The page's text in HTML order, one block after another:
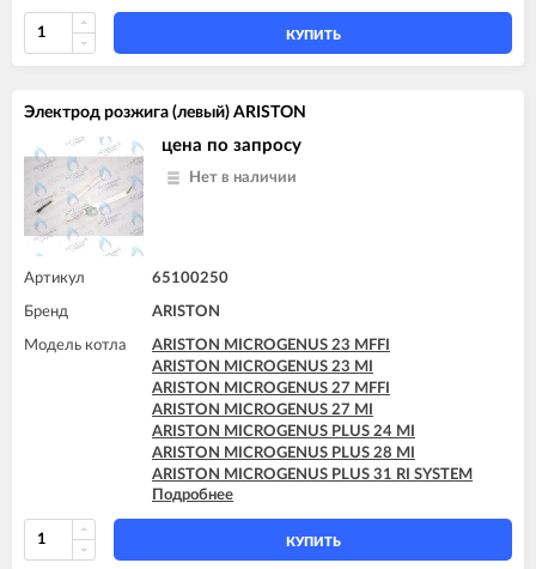
ARISTON MICROSYSTEM 21 RFFI
ARISTON MICROSYSTEM 28 RFFI
ARISTON T2 23 MI GPL
ARISTON TX 23 MI
ARISTON TX 27 MFFI
КУПИТЬ
Электрод розжига (левый) ARISTON
цена по запросу
Нет в наличии
Артикул 65100250
Бренд ARISTON
Модель котла
ARISTON MICROGENUS 23 MFFI
ARISTON MICROGENUS 23 MI
ARISTON MICROGENUS 27 MFFI
ARISTON MICROGENUS 27 MI
ARISTON MICROGENUS PLUS 24 MI
ARISTON MICROGENUS PLUS 28 MI
ARISTON MICROGENUS PLUS 31 RI SYSTEM
ARISTON MICROGENUS PLUS 31 RI SYSTEM
ARISTON MICROSYSTEM 21 RFFI
ARISTON MICROSYSTEM 28 RFFI
ARISTON T2 23 MI GPL
Подробнее
КУПИТЬ